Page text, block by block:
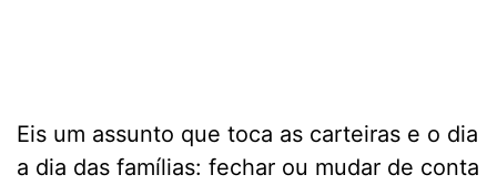
Eis um assunto que toca as carteiras e o dia
a dia das famílias: fechar ou mudar de conta